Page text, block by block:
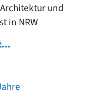
und
in NRW